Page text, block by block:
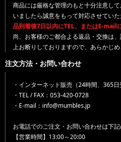
商品には厳格な管理のもと十分注意し
いましたら誠意をもって対応させていた
品到着後7日以内にTEL、またはE-mail
尚、お客様のご都合よる返品・交換は
上お断りしておりますので、あらかじめ
注文方法・お問い合わせ
・インターネット販売（24時間、365日
・TEL / FAX：053-420-0728
・E-mail：info@mumbles.jp
お電話でのご注文・お問い合わせは下
【営業時間】13:00～20:00